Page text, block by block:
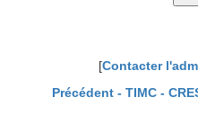
[Contacter
Précédent - TIMC -